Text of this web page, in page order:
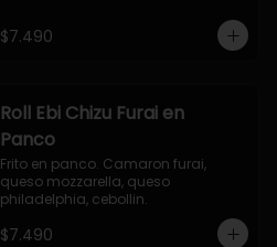
$7.490
Roll Ebi Chizu Furai en
Panco
Frito en panco. Camaron furai,
queso mozzarella, queso
philadelphia, cebollin.
$7.490